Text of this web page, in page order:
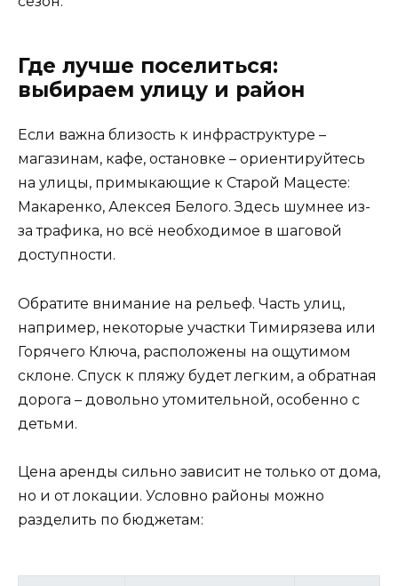
Где лучше поселиться:
выбираем улицу и район
Если важна близость к инфраструктуре –
магазинам, кафе, остановке – ориентируйтесь
на улицы, примыкающие к Старой Мацесте:
Макаренко, Алексея Белого. Здесь шумнее из-
за трафика, но всё необходимое в шаговой
доступности.
Обратите внимание на рельеф. Часть улиц,
например, некоторые участки Тимирязева или
Горячего Ключа, расположены на ощутимом
склоне. Спуск к пляжу будет легким, а обратная
дорога – довольно утомительной, особенно с
детьми.
Цена аренды сильно зависит не только от дома,
но и от локации. Условно районы можно
разделить по бюджетам: